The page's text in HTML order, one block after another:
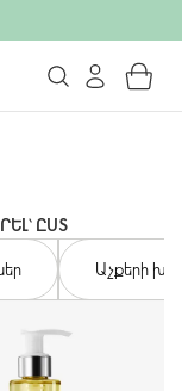
ԸՍՏ
Աչքերի